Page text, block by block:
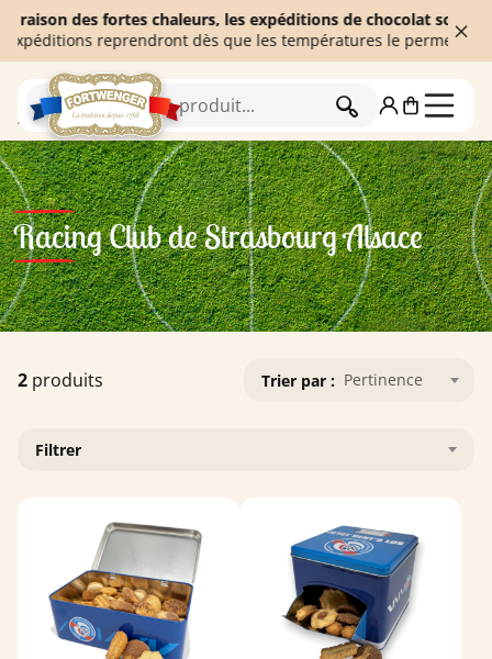
raison des fortes chaleurs, les expéditions de chocolat sont
reprendront dès que les températures le
RECHERCHER
Accueil
Racing Club de Strasbourg Alsace
2 produits Trier par : Pertinence
Filtrer